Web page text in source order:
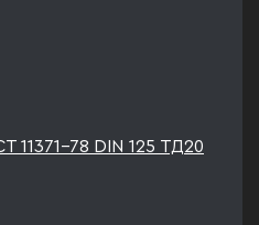
11371-78 DIN 125 ТД20